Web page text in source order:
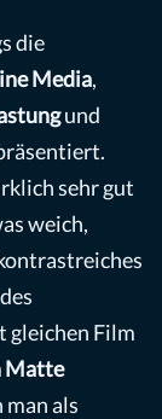
die
Media,
und
sehr gut
weich,
gleichen Film
Matte
als